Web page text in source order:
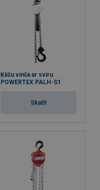
Ķēžu vinča ar sviru
POWERTEX PALH-S1
Skatīt